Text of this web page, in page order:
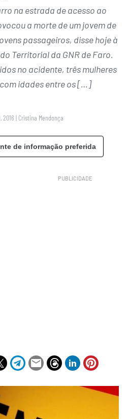
na estrada de acesso ao
a morte de um jovem de
passageiros, disse hoje à
Territorial da GNR de Faro.
no acidente, três mulheres
idades entre os […]
2016 | Cristina Mendonça
de informação preferida